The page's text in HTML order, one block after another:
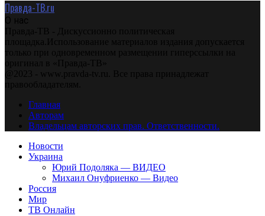
Правда-ТВ.ru
О нас
Правда-ТВ - Дискуссионно политическая
площадка.Использование материалов издания допускается
только при одновременном размещении гиперссылки на
оригинал в «Правда-ТВ»
@2023 - www.pravda-tv.ru. Все права принадлежат
правообладателям.
Главная
Авторам
Владельцам авторских прав. Ответственности.
Новости
Украина
Юрий Подоляка — ВИДЕО
Михаил Онуфриенко — Видео
Россия
Мир
ТВ Онлайн